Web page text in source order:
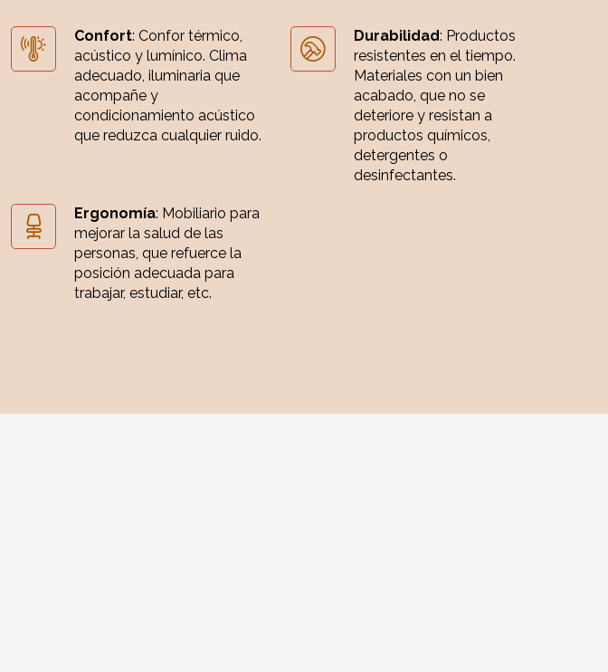
Confort: Confor térmico,
acústico y lumínico. Clima
adecuado, iluminaria que
acompañe y
condicionamiento acústico
que reduzca cualquier ruido.
Durabilidad: Productos
resistentes en el tiempo.
Materiales con un bien
acabado, que no se
deteriore y resistan a
productos químicos,
detergentes o
desinfectantes.
Ergonomía: Mobiliario para
mejorar la salud de las
personas, que refuerce la
posición adecuada para
trabajar, estudiar, etc.